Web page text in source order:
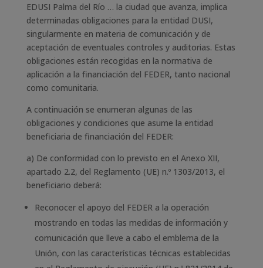
EDUSI Palma del Río … la ciudad que avanza, implica
determinadas obligaciones para la entidad DUSI,
singularmente en materia de comunicación y de
aceptación de eventuales controles y auditorias. Estas
obligaciones están recogidas en la normativa de
aplicación a la financiación del FEDER, tanto nacional
como comunitaria.
A continuación se enumeran algunas de las
obligaciones y condiciones que asume la entidad
beneficiaria de financiación del FEDER:
a) De conformidad con lo previsto en el Anexo XII,
apartado 2.2, del Reglamento (UE) n.º 1303/2013, el
beneficiario deberá:
Reconocer el apoyo del FEDER a la operación
mostrando en todas las medidas de información y
comunicación que lleve a cabo el emblema de la
Unión, con las características técnicas establecidas